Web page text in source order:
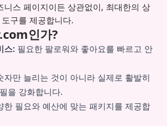
니스 페이지이든 상관없이, 최대한의 상
구를 제공합니다.
인가?
스: 필요한 팔로워와 좋아요를 빠르고 안
자만 늘리는 것이 아니라 실제로 활발히
을 강화합니다.
한 필요와 예산에 맞는 패키지를 제공합